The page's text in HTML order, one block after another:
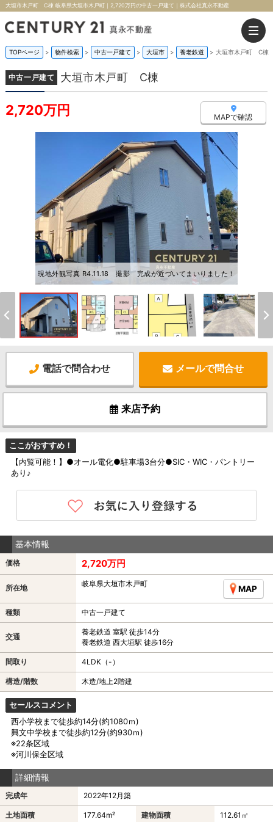
大垣市木戸町 C棟 岐阜県大垣市木戸町｜2,720万円の中古一戸建て｜株式会社真永不動産
TOPページ > 物件検索 > 中古一戸建て > 大垣市 > 養老鉄道 > 大垣市木戸町 C棟
中古一戸建て 大垣市木戸町 C棟
2,720万円 MAPで確認
現地外観写真 R4.11.18 撮影 完成が近づいてまいりました！
電話で問合わせ メールで問合せ
来店予約
ここがおすすめ！
【内覧可能！】●オール電化●駐車場3台分●SIC・WIC・パントリー
あり♪
基本情報
価格 2,720万円
所在地 岐阜県大垣市木戸町
MAP
種類 中古一戸建て
交通
養老鉄道 室駅 徒歩14分
養老鉄道 西大垣駅 徒歩16分
間取り 4LDK（-）
構造/階数 木造/地上2階建
セールスコメント
西小学校まで徒歩約14分(約1080ｍ)
興文中学校まで徒歩約12分(約930ｍ)
※22条区域
※河川保全区域
詳細情報
完成年 2022年12月築
土地面積 177.64m² 建物面積 112.61㎡